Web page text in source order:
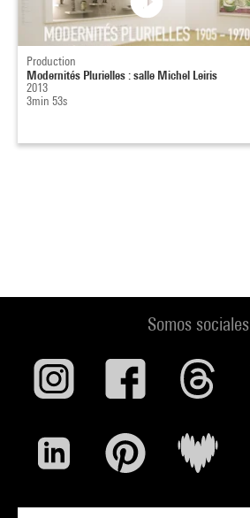
Production
Modernités Plurielles : salle Michel Leiris
2013
3min 53s
Somos sociales